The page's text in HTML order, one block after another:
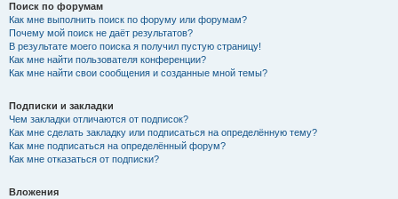
Поиск по форумам
Как мне выполнить поиск по форуму или форумам?
Почему мой поиск не даёт результатов?
В результате моего поиска я получил пустую страницу!
Как мне найти пользователя конференции?
Как мне найти свои сообщения и созданные мной темы?
Подписки и закладки
Чем закладки отличаются от подписок?
Как мне сделать закладку или подписаться на определённую тему?
Как мне подписаться на определённый форум?
Как мне отказаться от подписки?
Вложения